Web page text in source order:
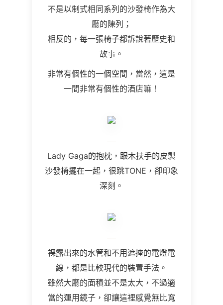
不是以制式相同系列的沙發椅作為大
廳的陳列；
相反的，每一張椅子都訴說著歷史和
故事。
非常有個性的一個空間，當然，這是
一間非常有個性的酒店嘛！
Lady Gaga的抱枕，跟木扶手的皮製
沙發椅擺在一起，很跳TONE，卻印象
深刻。
裸露出來的水管和不用遮掩的電燈電
線，都是比較現代的裝置手法。
雖然大廳的面積並不是太大，不過適
當的運用鏡子，卻讓這裡感覺無比寬